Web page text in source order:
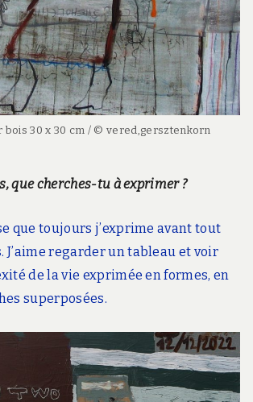
bois 30 x 30 cm / © vered,gersztenkorn
que cherches-tu à exprimer ?
que toujours j’exprime avant tout
J’aime regarder un tableau et voir
de la vie exprimée en formes, en
superposées.